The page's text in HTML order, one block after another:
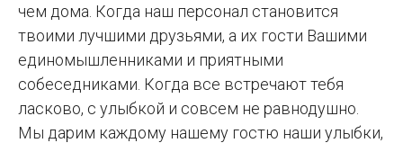
чем дома. Когда наш персонал становится
твоими лучшими друзьями, а их гости Вашими
единомышленниками и приятными
собеседниками. Когда все встречают тебя
ласково, с улыбкой и совсем не равнодушно.
Мы дарим каждому нашему гостю наши улыбки,